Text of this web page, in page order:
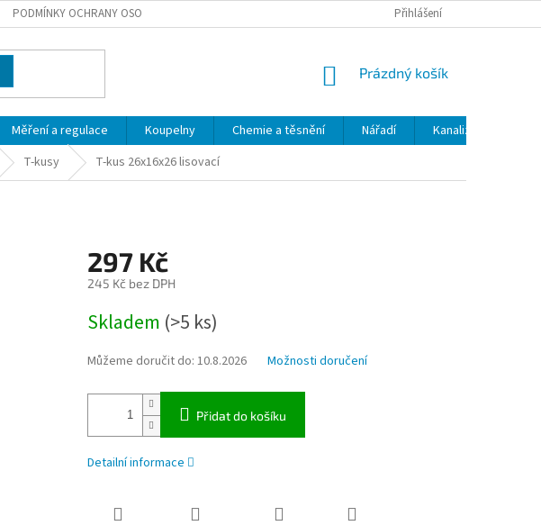
PODMÍNKY OCHRANY OSOBNÍCH ÚDAJŮ MOJE OBJEDNÁVKA
Přihlášení
NÁKUPNÍ
Prázdný košík
Měření a regulace Koupelny Chemie a těsnění Nářadí Kanalizace
T-kusy T-kus 26x16x26 lisovací
297 Kč
245 Kč bez DPH
cena:
Skladem (>5 ks)
Můžeme doručit do: 10.8.2026 Možnosti doručení
Přidat do košíku
Detailní informace